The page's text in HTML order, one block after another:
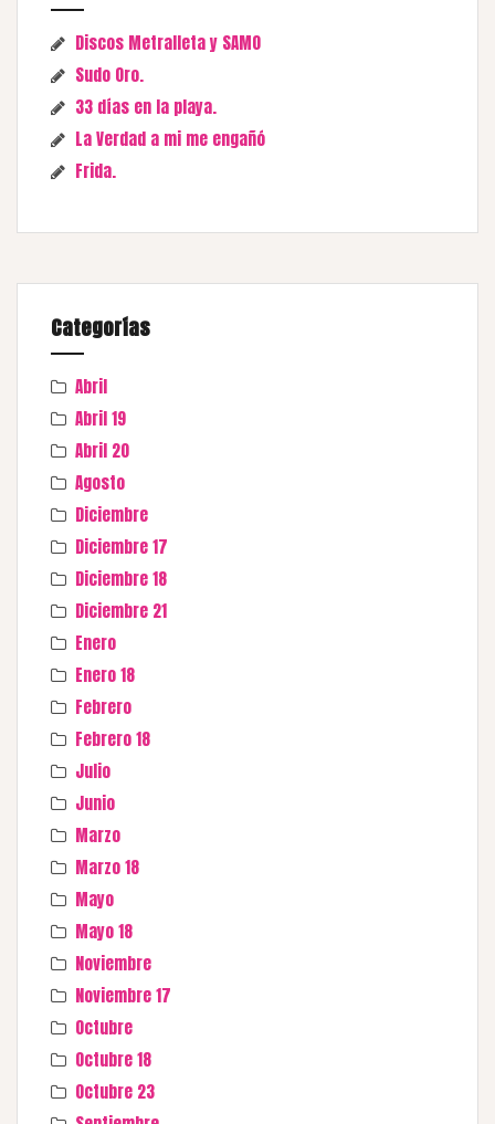
Discos Metralleta y SAMO
Sudo Oro.
33 días en la playa.
La Verdad a mi me engañó
Frida.
Categorías
Abril
Abril 19
Abril 20
Agosto
Diciembre
Diciembre 17
Diciembre 18
Diciembre 21
Enero
Enero 18
Febrero
Febrero 18
Julio
Junio
Marzo
Marzo 18
Mayo
Mayo 18
Noviembre
Noviembre 17
Octubre
Octubre 18
Octubre 23